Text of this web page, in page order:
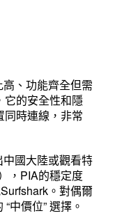
、功能齊全但需
它的安全性和隱
時連線，非常
國大陸或觀看特
，PIA的穩定度
。對偶爾
中價位” 選擇。